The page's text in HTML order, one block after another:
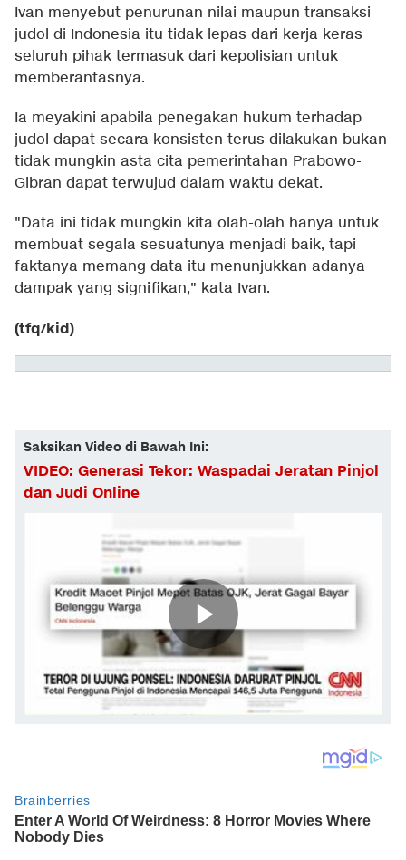
Ivan menyebut penurunan nilai maupun transaksi
judol di Indonesia itu tidak lepas dari kerja keras
seluruh pihak termasuk dari kepolisian untuk
memberantasnya.
Ia meyakini apabila penegakan hukum terhadap
judol dapat secara konsisten terus dilakukan bukan
tidak mungkin asta cita pemerintahan Prabowo-
Gibran dapat terwujud dalam waktu dekat.
"Data ini tidak mungkin kita olah-olah hanya untuk
membuat segala sesuatunya menjadi baik, tapi
faktanya memang data itu menunjukkan adanya
dampak yang signifikan," kata Ivan.
(tfq/kid)
Saksikan Video di Bawah Ini:
VIDEO: Generasi Tekor: Waspadai Jeratan Pinjol
dan Judi Online